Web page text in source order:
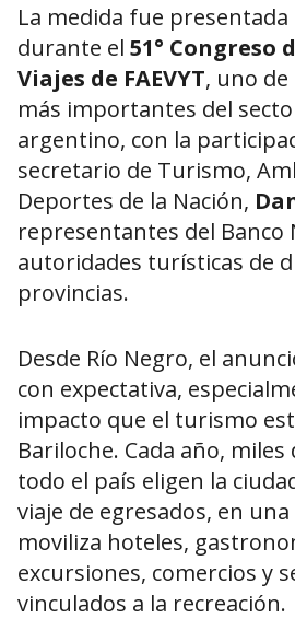
La medida fue presentada
durante el 51° Congreso
Viajes de FAEVYT, uno
más importantes del
argentino, con la
secretario de Turismo,
Deportes de la Nación,
representantes del Banco
autoridades turísticas de
provincias.
Desde Río Negro, el
con expectativa,
impacto que el turismo
Bariloche. Cada año, miles
todo el país eligen la
viaje de egresados, en
moviliza hoteles,
excursiones, comercios y
vinculados a la recreación.